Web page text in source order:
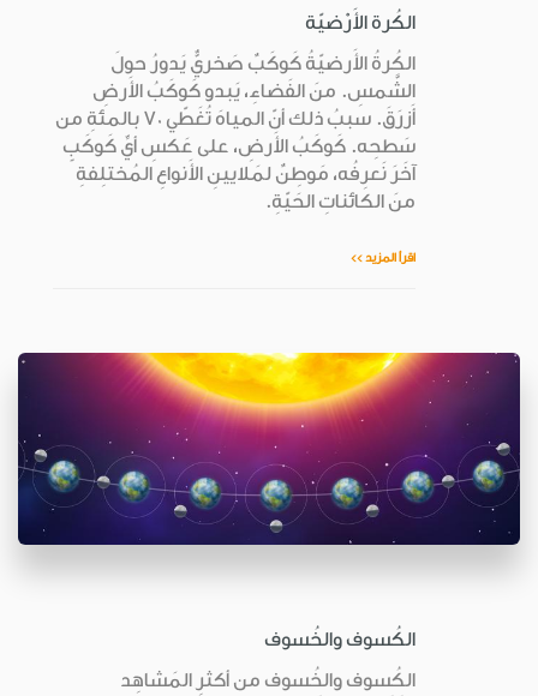
الكُرة الأَرْضيّة
الكُرةُ الأَرضيّةُ كَوكَبٌ صَخريٌّ يَدورُ حولَ
الشَّمسِ. منَ الفَضاءِ، يَبدو كَوكَبُ الأَرضِ
أَزرَقَ. سببُ ذلك أنّ المياهَ تُغَطّي 70 بالمئةِ من
سَطحِه. كَوكَبُ الأَرضِ، على عَكسِ أيِّ كَوكَبٍ
آخَرَ نَعرِفُه، مَوطِنٌ لمَلايينِ الأَنواعِ المُختلِفةِ
منَ الكائناتِ الحَيّةِ.
اقرأ المزيد >>
الكُسوف والخُسوف
الكُسوف والخُسوف من أكثرِ المَشاهِد